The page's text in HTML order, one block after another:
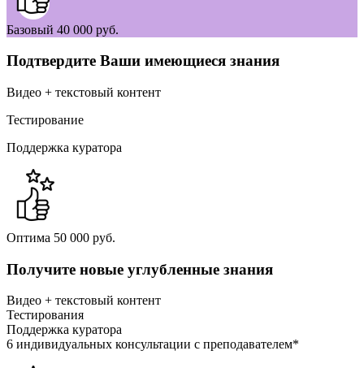
Базовый 40 000 руб.
Подтвердите Ваши имеющиеся знания
Видео + текстовый контент
Тестирование
Поддержка куратора
Оптима 50 000 руб.
Получите новые углубленные знания
Видео + текстовый контент
Тестирования
Поддержка куратора
6 индивидуальных консультации с преподавателем*